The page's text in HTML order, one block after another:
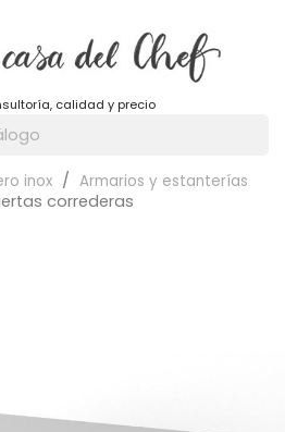
calidad y precio
inox Armarios y estanterías
correderas